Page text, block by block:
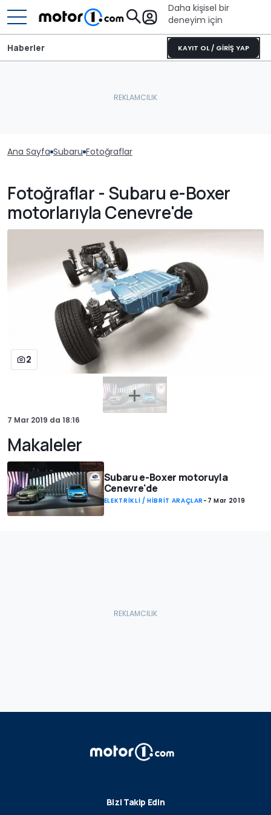
Daha kişisel bir
deneyim için
KAYIT OL / GİRİŞ YAP
Haberler
Ana Sayfa Subaru Fotoğraflar
Fotoğraflar - Subaru e-Boxer
motorlarıyla Cenevre'de
2
7 Mar 2019 da 18:16
Makaleler
Subaru e-Boxer motoruyla
Cenevre'de
ELEKTRİKLİ / HİBRİT ARAÇLAR - 7 Mar 2019
Bizi Takip Edin